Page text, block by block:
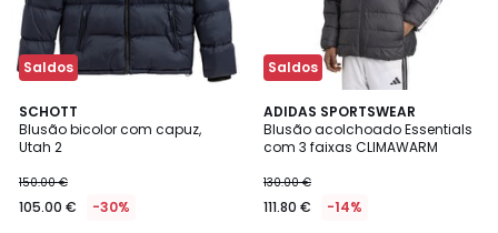
Saldos
SCHOTT
Blusão bicolor com capuz,
Utah 2
150.00 €
105.00 € -30%
4,6
/ 5
4
Cores
Saldos
ADIDAS SPORTSWEAR
Blusão acolchoado Essentials
com 3 faixas CLIMAWARM
130.00 €
111.80 € -14%
4,9
/ 5